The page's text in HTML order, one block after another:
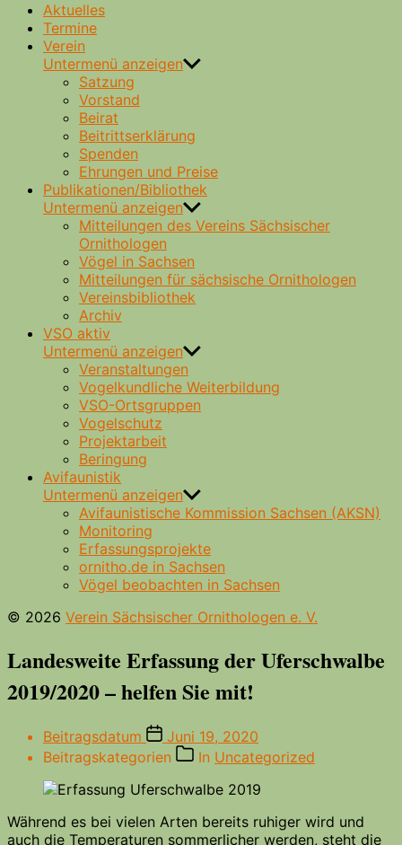
Aktuelles
Termine
Verein
Untermenü anzeigen
Satzung
Vorstand
Beirat
Beitrittserklärung
Spenden
Ehrungen und Preise
Publikationen/Bibliothek
Untermenü anzeigen
Mitteilungen des Vereins Sächsischer
Ornithologen
Vögel in Sachsen
Mitteilungen für sächsische Ornithologen
Vereinsbibliothek
Archiv
VSO aktiv
Untermenü anzeigen
Veranstaltungen
Vogelkundliche Weiterbildung
VSO-Ortsgruppen
Vogelschutz
Projektarbeit
Beringung
Avifaunistik
Untermenü anzeigen
Avifaunistische Kommission Sachsen (AKSN)
Monitoring
Erfassungsprojekte
ornitho.de in Sachsen
Vögel beobachten in Sachsen
© 2026 Verein Sächsischer Ornithologen e. V.
Landesweite Erfassung der Uferschwalbe
2019/2020 – helfen Sie mit!
Beitragsdatum
Juni 19, 2020
Beitragskategorien
In Uncategorized
Während es bei vielen Arten bereits ruhiger wird und
auch die Temperaturen sommerlicher werden, steht die